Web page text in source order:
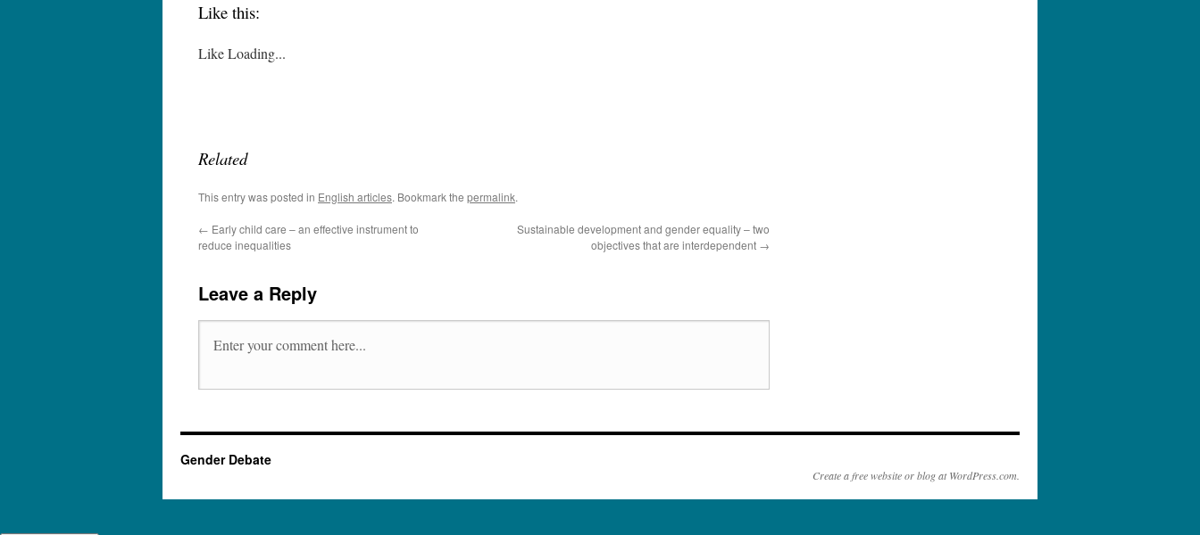
Like this:
LikeLoading...
Related
This entry was posted in English articles. Bookmark the permalink.
← Early child care – an effective instrument to
reduce inequalities
Sustainable development and gender equality – two
objectives that are interdependent →
Leave a Reply
Gender Debate
Create a free website or blog at WordPress.com.